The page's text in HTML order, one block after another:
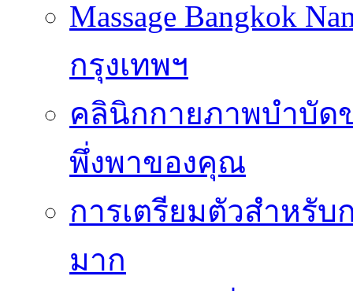
Massage Bangkok
กรุงเทพฯ
คลินิกกายภาพบำบัด
พึ่งพาของคุณ
การเตรียมตัวสำหรั
มาก